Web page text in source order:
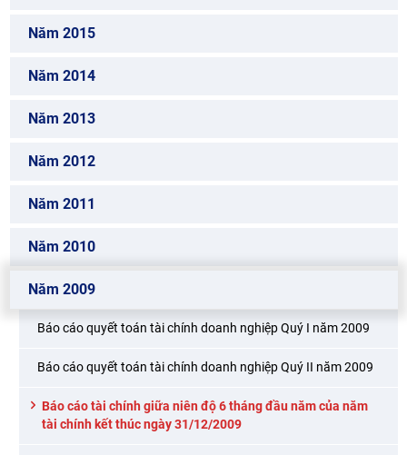
Năm 2015
Năm 2014
Năm 2013
Năm 2012
Năm 2011
Năm 2010
Năm 2009
Báo cáo quyết toán tài chính doanh nghiệp Quý I năm 2009
Báo cáo quyết toán tài chính doanh nghiệp Quý II năm 2009
Báo cáo tài chính giữa niên độ 6 tháng đầu năm của năm
tài chính kết thúc ngày 31/12/2009